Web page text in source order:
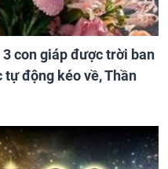
con giáp được trời ban
tự động kéo về, Thần